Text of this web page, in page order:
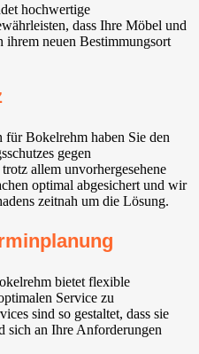
hochwertige
dass Ihre Möbel und
ihrem neuen Bestimmungsort
für Bokelrehm haben Sie den
gegen
allem unvorhergesehene
optimal abgesichert und wir
zeitnah um die Lösung.
bietet flexible
Service zu
sind so gestaltet, dass sie
sich an Ihre Anforderungen